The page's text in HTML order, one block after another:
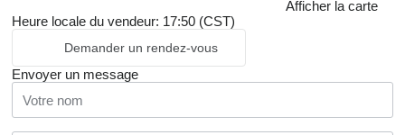
Afficher la carte
Heure locale du vendeur: 17:50 (CST)
Demander un rendez-vous
Envoyer un message